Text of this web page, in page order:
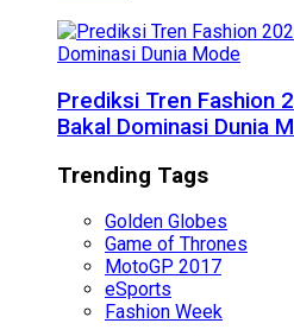
Prediksi Tren Fashion
Bakal Dominasi Dunia
Trending Tags
Golden Globes
Game of Thrones
MotoGP 2017
eSports
Fashion Week